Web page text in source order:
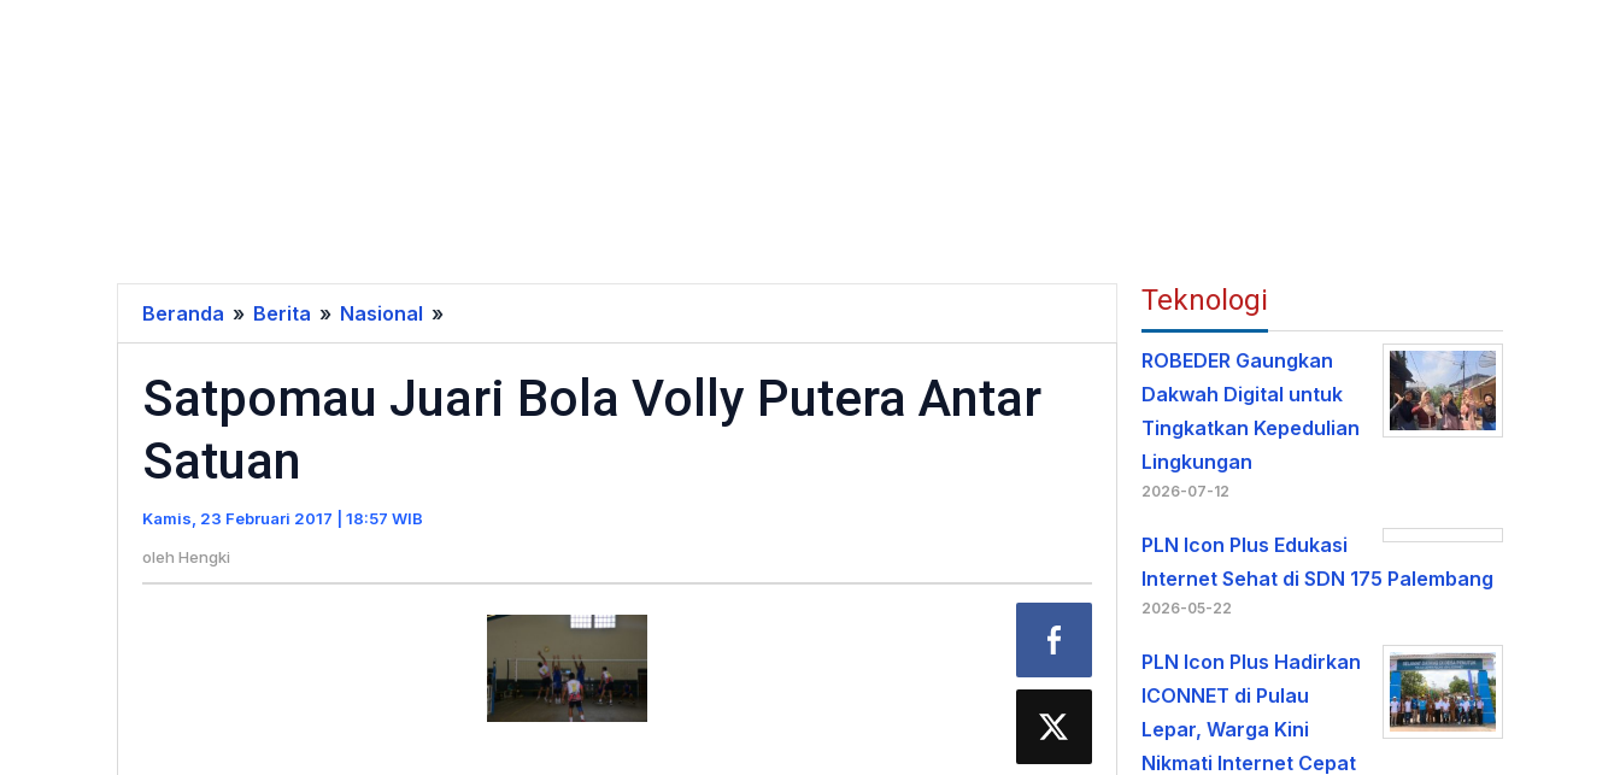
Beranda » Berita » Nasional »
Juari
Volly
Satpomau Juari Bola Volly Putera Antar
Satuan
Kamis, 23 Februari 2017 | 18:57 WIB
oleh Hengki
Teknologi
ROBEDER Gaungkan
Dakwah Digital untuk
Tingkatkan Kepedulian
Lingkungan
2026-07-12
PLN Icon Plus Edukasi
Internet Sehat di SDN 175 Palembang
2026-05-22
PLN Icon Plus Hadirkan
ICONNET di Pulau
Lepar, Warga Kini
Nikmati Internet Cepat